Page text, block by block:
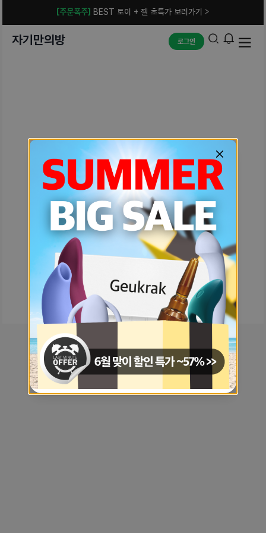
[주문폭주] BEST 토이 + 젤 초특가 보러가기 >
자기만의방 로그인
예상치 못한 에러입니다.